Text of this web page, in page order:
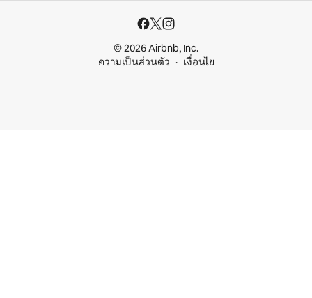
© 2026 Airbnb, Inc.
ความเป็นส่วนตัว
เงื่อนไข